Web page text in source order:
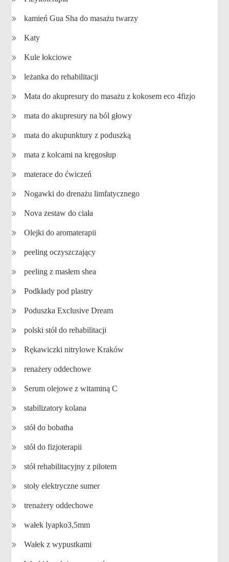
kamień Gua Sha do masażu twarzy
Katy
Kule łokciowe
leżanka do rehabilitacji
Mata do akupresury do masażu z kokosem eco 4fizjo
mata do akupresury na ból głowy
mata do akupunktury z poduszką
mata z kolcami na kręgosłup
materace do ćwiczeń
Nogawki do drenażu limfatycznego
Nova zestaw do ciała
Olejki do aromaterapii
peeling oczyszczający
peeling z masłem shea
Podkłady pod plastry
Poduszka Exclusive Dream
polski stół do rehabilitacji
Rękawiczki nitrylowe Kraków
renażery oddechowe
Serum olejowe z witaminą C
stabilizatory kolana
stół do bobatha
stół do fizjoterapii
stół rehabilitacyjny z pilotem
stoły elektryczne sumer
trenażery oddechowe
wałek lyapko3,5mm
Wałek z wypustkami